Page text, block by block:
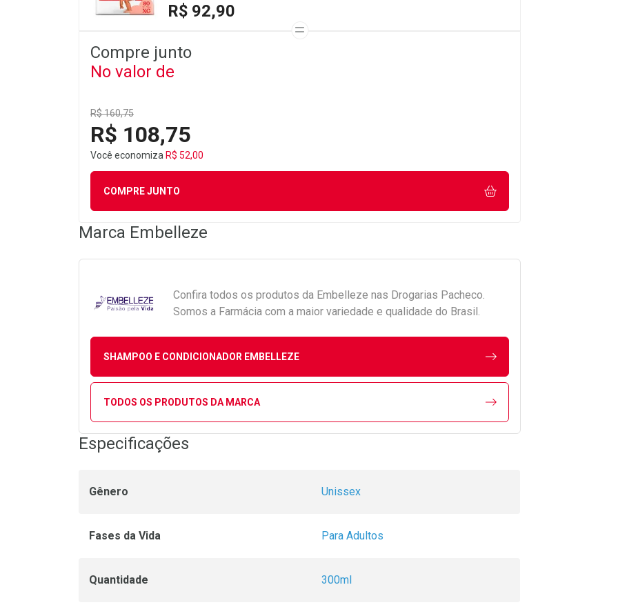
R$ 92,90
Compre junto
No valor de
R$ 160,75
R$ 108,75
Você economiza R$ 52,00
COMPRE JUNTO
Marca Embelleze
Confira todos os produtos da Embelleze nas Drogarias Pacheco.
Somos a Farmácia com a maior variedade e qualidade do Brasil.
SHAMPOO E CONDICIONADOR EMBELLEZE
TODOS OS PRODUTOS DA MARCA
Especificações
Gênero Unissex
Fases da Vida Para Adultos
Quantidade 300ml